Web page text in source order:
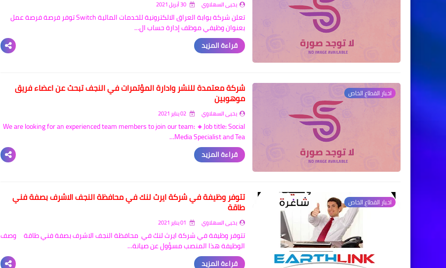
يحيى السهلاوي
تعلن شركة بوابة العراق الالكترونية للخدمات المالية Switch توفر فرصة فرصة عمل
بعنوان وظيفي موظف إدارة حساب ال…
قراءة المزيد
اخبار القطاع الخاص شركة معتمدة للنشر وادارة المؤتمرات في النجف تبحث عن اعضاء فريق
موهوبين
يحيى السهلاوي
We are looking for an experienced team members to join our team: 🔸Job title: Social
Media Specialist and Tea…
قراءة المزيد
اخبار القطاع الخاص تتوفر وظيفة في شركة ايرث لنك في محافظة النجف الاشرف بصفة فني
طاقة
يحيى السهلاوي
تتوفر وظيفة في شركة ايرث لنك في محافظة النجف الاشرف بصفة فني طاقة وصف
الوظيفة هذا المنصب مسؤول عن صيانة…
قراءة المزيد